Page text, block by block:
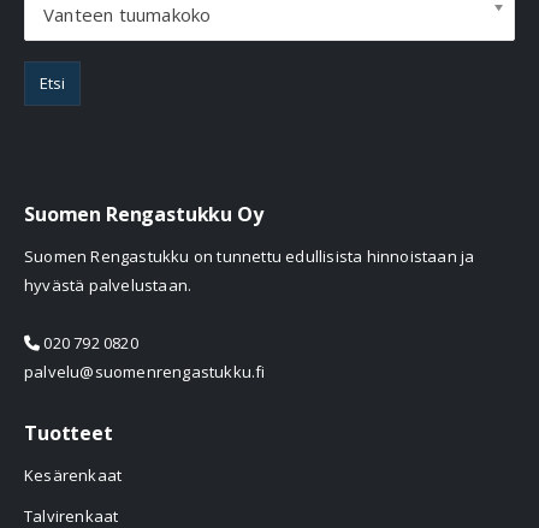
Vanteen tuumakoko
Etsi
Suomen Rengastukku Oy
Suomen Rengastukku on tunnettu edullisista hinnoistaan ja
hyvästä palvelustaan.
020 792 0820
palvelu@suomenrengastukku.fi
Tuotteet
Kesärenkaat
Talvirenkaat